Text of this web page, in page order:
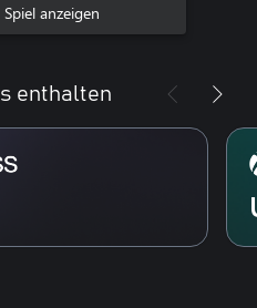
Spiel anzeigen
enthalten